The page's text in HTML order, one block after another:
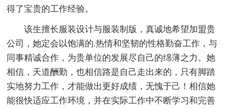
得了宝贵的工作经验。
该生擅长服装设计与服装制版，真诚地希望加盟贵
公司，她定会以饱满的.热情和坚韧的性格勤奋工作，与
同事精诚合作，为贵单位的发展尽自己的绵薄之力。她
相信，天道酬勤，也相信路是自己走出来的，只有脚踏
实地努力工作，才能做出更好成绩，无愧于己！相信她
能很快适应工作环境，并在实际工作中不断学习和完善